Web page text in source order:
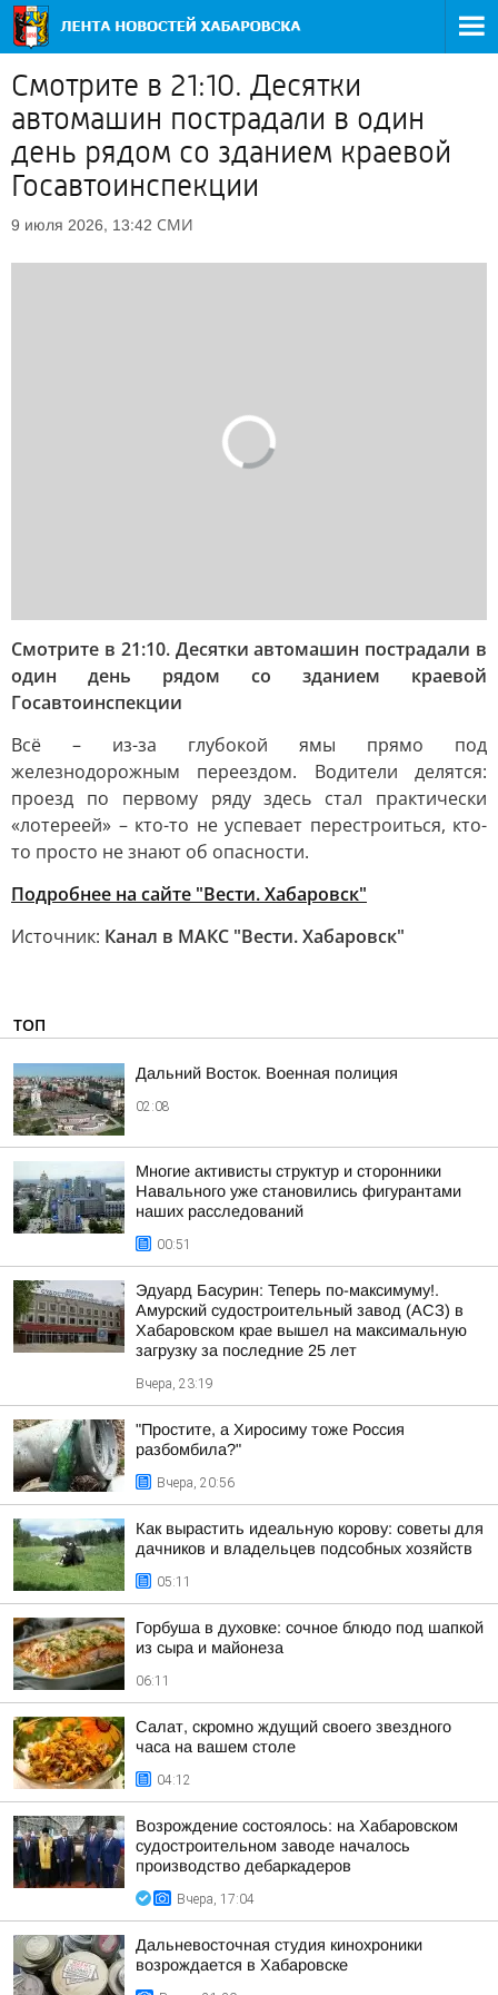
Смотрите в 21:10. Десятки
автомашин пострадали в один
день рядом со зданием краевой
Госавтоинспекции
9 июля 2026, 13:42 СМИ
Смотрите в 21:10. Десятки автомашин пострадали в
один день рядом со зданием краевой
Госавтоинспекции
Всё – из-за глубокой ямы прямо под
железнодорожным переездом. Водители делятся:
проезд по первому ряду здесь стал практически
«лотереей» – кто-то не успевает перестроиться, кто-
то просто не знают об опасности.
Подробнее на сайте "Вести. Хабаровск"
Источник: Канал в МАКС "Вести. Хабаровск"
ТОП
Дальний Восток. Военная полиция
02:08
Многие активисты структур и сторонники
Навального уже становились фигурантами
наших расследований
00:51
Эдуард Басурин: Теперь по-максимуму!.
Амурский судостроительный завод (АСЗ) в
Хабаровском крае вышел на максимальную
загрузку за последние 25 лет
Вчера, 23:19
"Простите, а Хиросиму тоже Россия
разбомбила?"
Вчера, 20:56
Как вырастить идеальную корову: советы для
дачников и владельцев подсобных хозяйств
05:11
Горбуша в духовке: сочное блюдо под шапкой
из сыра и майонеза
06:11
Салат, скромно ждущий своего звездного
часа на вашем столе
04:12
Возрождение состоялось: на Хабаровском
судостроительном заводе началось
производство дебаркадеров
Вчера, 17:04
Дальневосточная студия кинохроники
возрождается в Хабаровске